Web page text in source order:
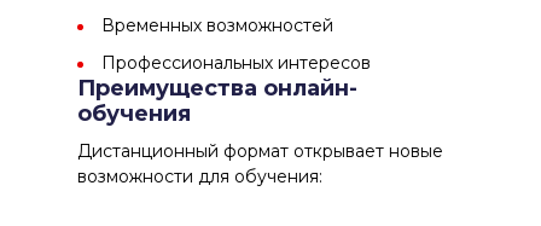
Временных возможностей
Профессиональных интересов
Преимущества онлайн-
обучения
Дистанционный формат открывает новые
возможности для обучения: